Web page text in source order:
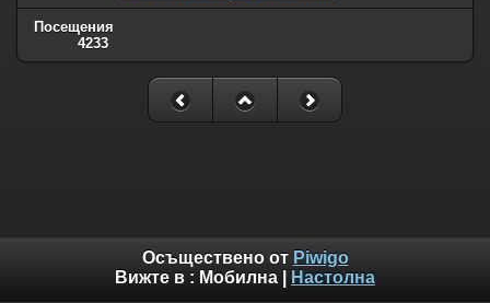
Посещения
4233
Осъществено от Piwigo
Вижте в : Мобилна Настолна